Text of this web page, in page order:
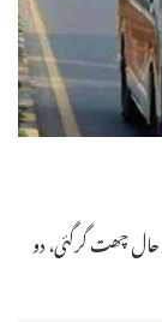
حال چھت گرگئی، دو